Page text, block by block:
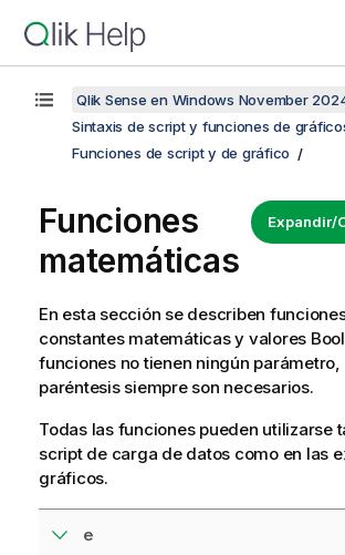
Qlik Sense en Windows November
Sintaxis de script y funciones de
Funciones de script y de gráfico
Expandir/
Funciones
matemáticas
En esta sección se describen
constantes matemáticas y valores
funciones no tienen ningún parámetro,
paréntesis siempre son necesarios.
Todas las funciones pueden utilizarse
script de carga de datos como en las
gráficos.
e